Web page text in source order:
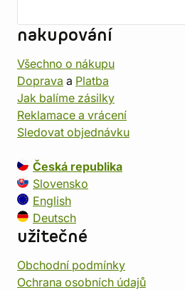
nakupování
Všechno o nákupu
Doprava a Platba
Jak balíme zásilky
Reklamace a vrácení
Sledovat objednávku
Česká republika
Slovensko
English
Deutsch
užitečné
Obchodní podmínky
Ochrana osobních údajů